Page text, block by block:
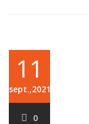
11
sept.,2021
0